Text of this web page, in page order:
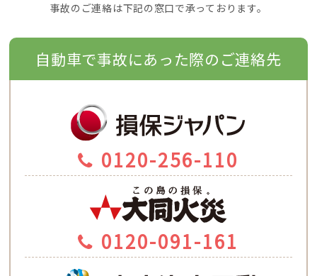
事故のご連絡は下記の窓口で承っております。
自動車で事故にあった際のご連絡先
0120-256-110
0120-091-161